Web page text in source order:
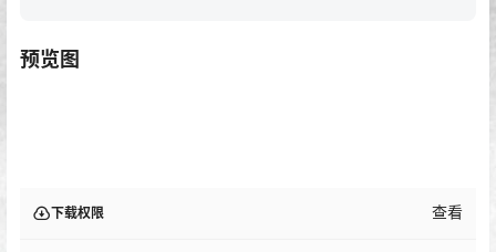
预览图
下载权限 查看